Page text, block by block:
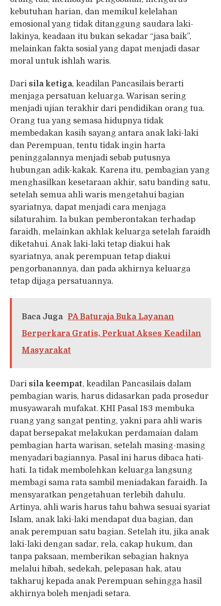
kebutuhan harian, dan memikul kelelahan
emosional yang tidak ditanggung saudara laki-
lakinya, keadaan itu bukan sekadar “jasa baik”,
melainkan fakta sosial yang dapat menjadi dasar
moral untuk ishlah waris.
Dari sila ketiga, keadilan Pancasilais berarti
menjaga persatuan keluarga. Warisan sering
menjadi ujian terakhir dari pendidikan orang tua.
Orang tua yang semasa hidupnya tidak
membedakan kasih sayang antara anak laki-laki
dan Perempuan, tentu tidak ingin harta
peninggalannya menjadi sebab putusnya
hubungan adik-kakak. Karena itu, pembagian yang
menghasilkan kesetaraan akhir, satu banding satu,
setelah semua ahli waris mengetahui bagian
syariatnya, dapat menjadi cara menjaga
silaturahim. Ia bukan pemberontakan terhadap
faraidh, melainkan akhlak keluarga setelah faraidh
diketahui. Anak laki-laki tetap diakui hak
syariatnya, anak perempuan tetap diakui
pengorbanannya, dan pada akhirnya keluarga
tetap dijaga persatuannya.
Baca Juga
PA Baturaja Buka Layanan
Berperkara Gratis, Perkuat Akses Keadilan
Masyarakat
Dari sila keempat, keadilan Pancasilais dalam
pembagian waris, harus didasarkan pada prosedur
musyawarah mufakat. KHI Pasal 183 membuka
ruang yang sangat penting, yakni para ahli waris
dapat bersepakat melakukan perdamaian dalam
pembagian harta warisan, setelah masing-masing
menyadari bagiannya. Pasal ini harus dibaca hati-
hati. Ia tidak membolehkan keluarga langsung
membagi sama rata sambil meniadakan faraidh. Ia
mensyaratkan pengetahuan terlebih dahulu.
Artinya, ahli waris harus tahu bahwa sesuai syariat
Islam, anak laki-laki mendapat dua bagian, dan
anak perempuan satu bagian. Setelah itu, jika anak
laki-laki dengan sadar, rela, cakap hukum, dan
tanpa paksaan, memberikan sebagian haknya
melalui hibah, sedekah, pelepasan hak, atau
takharuj kepada anak Perempuan sehingga hasil
akhirnya boleh menjadi setara.